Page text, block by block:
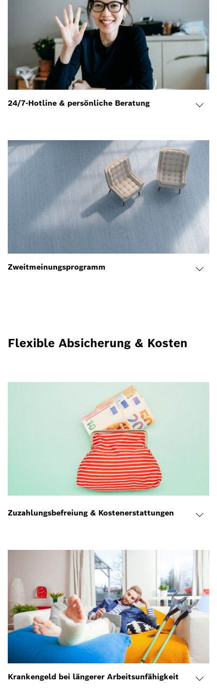
24/7-Hotline & persönliche Beratung
Zweitmeinungsprogramm
Flexible Absicherung & Kosten
Zuzahlungsbefreiung & Kostenerstattungen
Krankengeld bei längerer Arbeitsunfähigkeit